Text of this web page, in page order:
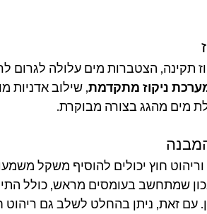
תקינה, הצטברות מים עלולה לגרום
ניקוז מתקדמת, שילוב אדניות
מים מהגג בצורה מבוקרת.
וריהוט חוץ יכולים להוסיף משקל
שמתחשב בעומסים מראש, כולל
עם זאת, ניתן בהחלט לשלב גם ריהוט